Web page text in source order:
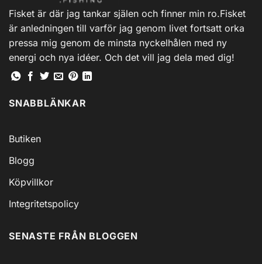
Fisket är där jag tankar själen och finner min ro.Fisket
är anledningen till varför jag genom livet fortsatt orka
pressa mig genom de minsta nyckelhålen med ny
energi och nya idéer. Och det vill jag dela med dig!
SNABBLÄNKAR
Butiken
Blogg
Köpvillkor
Integritetspolicy
SENASTE FRÅN BLOGGEN